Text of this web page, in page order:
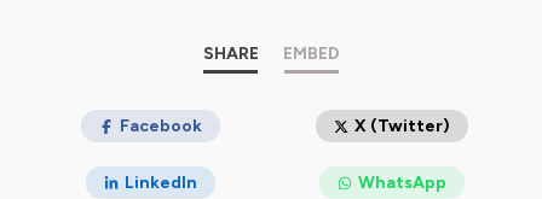
SHARE EMBED
Facebook X (Twitter)
LinkedIn WhatsApp